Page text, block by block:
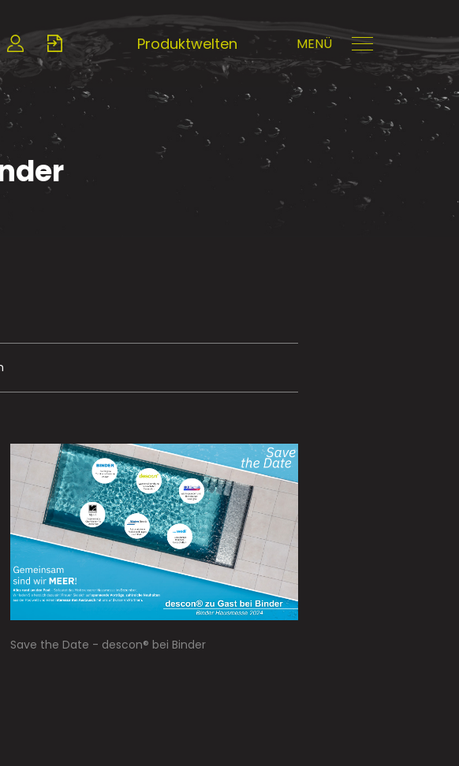
Produktwelten MENÜ
Save the Date - descon® bei Binder